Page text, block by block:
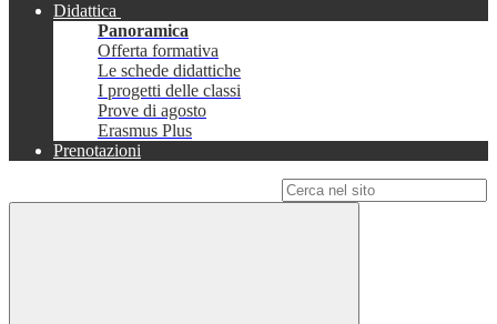
Didattica
Panoramica
Offerta formativa
Le schede didattiche
I progetti delle classi
Prove di agosto
Erasmus Plus
Prenotazioni